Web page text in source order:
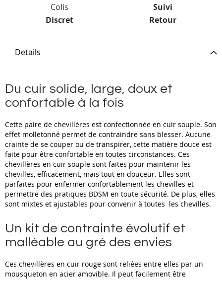
Colis
Discret
Suivi
Retour
Details
Du cuir solide, large, doux et
confortable à la fois
Cette paire de chevillères est confectionnée en cuir souple. Son
effet molletonné permet de contraindre sans blesser. Aucune
crainte de se couper ou de transpirer, cette matière douce est
faite pour être confortable en toutes circonstances. Ces
chevillères en cuir souple sont faites pour maintenir les
chevilles, efficacement, mais tout en douceur. Elles sont
parfaites pour enfermer confortablement les chevilles et
permettre des pratiques BDSM en toute sécurité. De plus, elles
sont mixtes et ajustables pour convenir à toutes les chevilles.
Un kit de contrainte évolutif et
malléable au gré des envies
Ces chevillères en cuir rouge sont reliées entre elles par un
mousqueton en acier amovible. Il peut facilement être